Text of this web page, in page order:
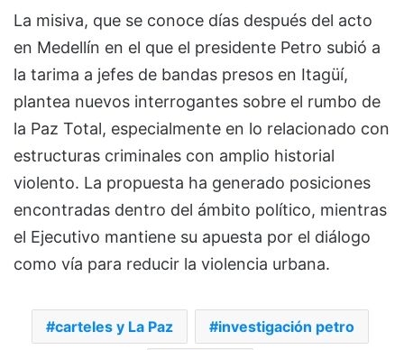
La misiva, que se conoce días después del acto
en Medellín en el que el presidente Petro subió a
la tarima a jefes de bandas presos en Itagüí,
plantea nuevos interrogantes sobre el rumbo de
la Paz Total, especialmente en lo relacionado con
estructuras criminales con amplio historial
violento. La propuesta ha generado posiciones
encontradas dentro del ámbito político, mientras
el Ejecutivo mantiene su apuesta por el diálogo
como vía para reducir la violencia urbana.
carteles y La Paz investigación petro